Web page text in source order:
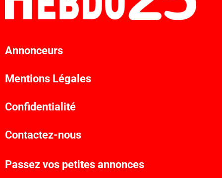
Annonceurs
Mentions Légales
Confidentialité
Contactez-nous
Passez vos petites annonces